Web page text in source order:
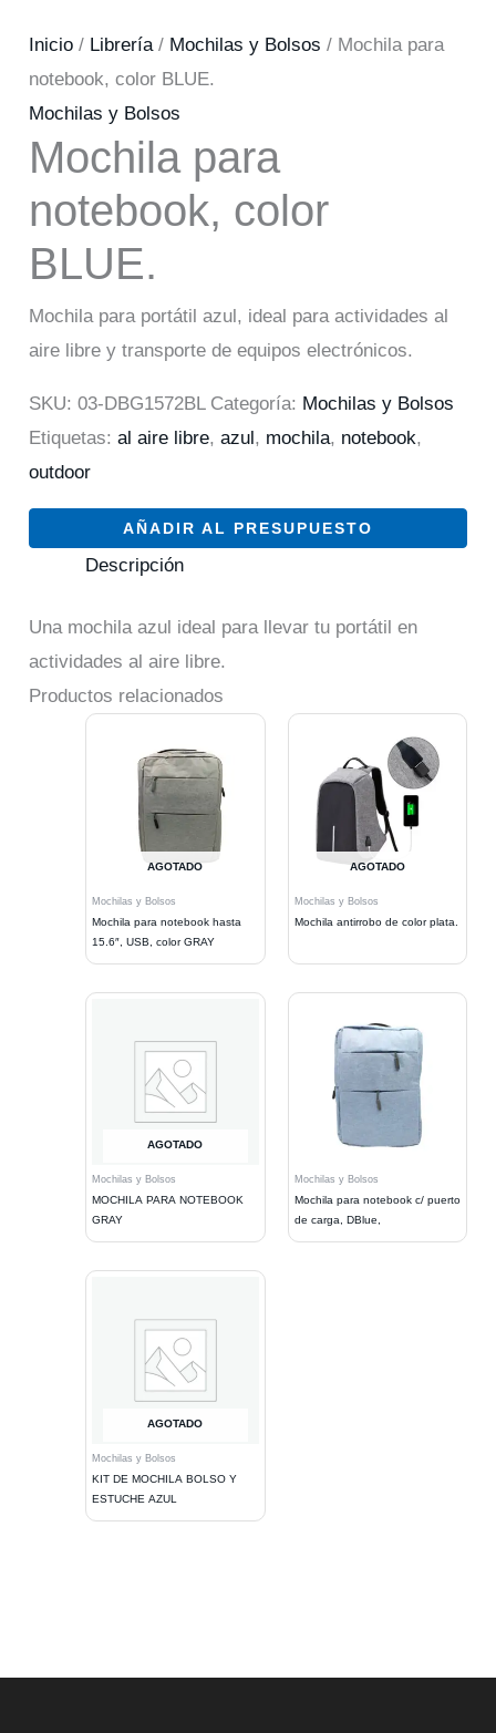
Inicio / Librería/ Mochilas y Bolsos / Mochila para
notebook, color BLUE.
Mochilas y Bolsos
Mochila para
notebook, color
BLUE.
Mochila para portátil azul, ideal para actividades al
aire libre y transporte de equipos electrónicos.
SKU:03-DBG1572BL Categoría: Mochilas y Bolsos
Etiquetas:al aire libre,azul, mochila, notebook,
outdoor
AÑADIR AL PRESUPUESTO
Descripción
Una mochila azul ideal para llevar tu portátil en
actividades al aire libre.
Productos relacionados
AGOTADO
Mochilas y Bolsos
Mochila para notebook hasta
15.6″, USB, color GRAY
AGOTADO
Mochilas y Bolsos
Mochila antirrobo de color plata.
AGOTADO
Mochilas y Bolsos
MOCHILA PARA NOTEBOOK
GRAY
Mochilas y Bolsos
Mochila para notebook c/ puerto
de carga, DBlue,
AGOTADO
Mochilas y Bolsos
KIT DE MOCHILA BOLSO Y
ESTUCHE AZUL